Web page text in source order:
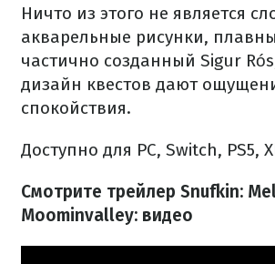
Ничто из этого не является
акварельные рисунки,
частично созданный Sigur
дизайн квестов дают
спокойствия.
Доступно для PC, Switch, PS5,
Смотрите трейлер Snufkin:
Moominvalley: видео